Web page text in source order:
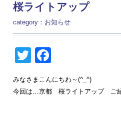
桜ライトアップ
category： お知らせ
Twitter
みなさまこんにちわ～(^_^)
今回は…京都 桜ライトアップ ご紹